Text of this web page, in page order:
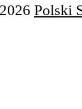
Polski